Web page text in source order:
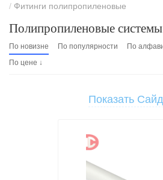
Фитинги полипропиленовые
Полипропиленовые системы
По новизне По популярности По
По цене ↓
Показать